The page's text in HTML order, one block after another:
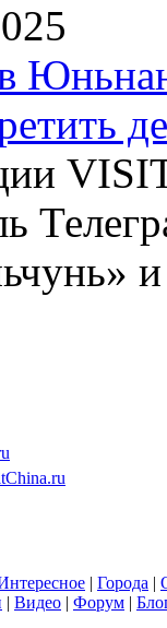
| Города |
| Видео | Форум |